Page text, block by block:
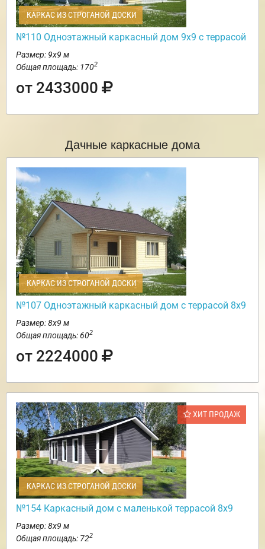
КАРКАС ИЗ СТРОГАНОЙ ДОСКИ
№110 Одноэтажный каркасный дом 9х9 с террасой
Размер: 9х9 м
Общая площадь: 1702
от 2433000
Дачные каркасные дома
КАРКАС ИЗ СТРОГАНОЙ ДОСКИ
№107 Одноэтажный каркасный дом с террасой 8х9
Размер: 8х9 м
Общая площадь: 602
от 2224000
ХИТ ПРОДАЖ
КАРКАС ИЗ СТРОГАНОЙ ДОСКИ
№154 Каркасный дом с маленькой террасой 8х9
Размер: 8х9 м
Общая площадь: 722